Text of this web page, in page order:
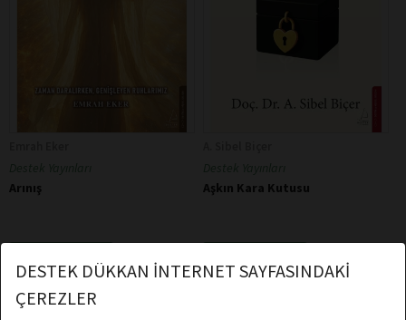
Arınış
Aşkın Kara Kutusu
DESTEK DÜKKAN İNTERNET SAYFASINDAKİ
ÇEREZLER